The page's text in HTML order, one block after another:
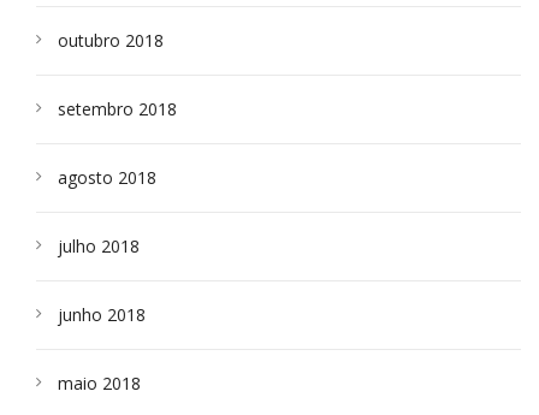
outubro 2018
setembro 2018
agosto 2018
julho 2018
junho 2018
maio 2018